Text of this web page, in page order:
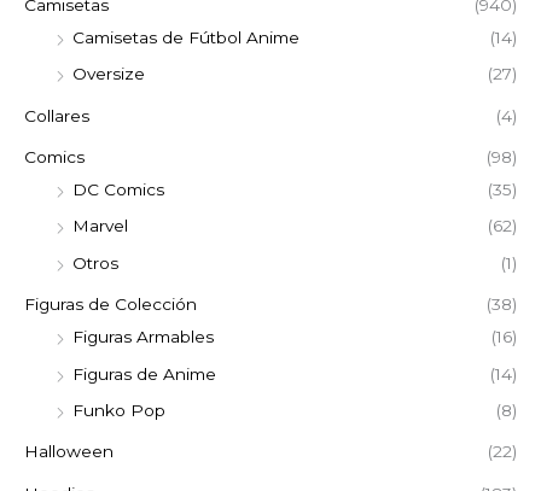
Camisetas
(940)
Camisetas de Fútbol Anime
(14)
Oversize
(27)
Collares (4)
Comics
(98)
DC Comics
(35)
Marvel
(62)
Otros
(1)
Figuras de Colección
(38)
Figuras Armables
(16)
Figuras de Anime
(14)
Funko Pop
(8)
Halloween (22)